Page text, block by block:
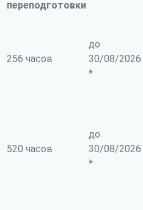
переподготовки
256 часов
до
30/08/2026
*
520 часов
до
30/08/2026
*